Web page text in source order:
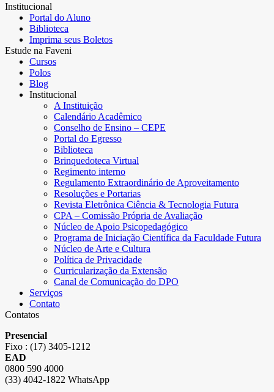
Institucional
Portal do Aluno
Biblioteca
Imprima seus Boletos
Estude na Faveni
Cursos
Polos
Blog
Institucional
A Instituição
Calendário Acadêmico
Conselho de Ensino – CEPE
Portal do Egresso
Biblioteca
Brinquedoteca Virtual
Regimento interno
Regulamento Extraordinário de Aproveitamento
Resoluções e Portarias
Revista Eletrônica Ciência & Tecnologia Futura
CPA – Comissão Própria de Avaliação
Núcleo de Apoio Psicopedagógico
Programa de Iniciação Científica da Faculdade Futura
Núcleo de Arte e Cultura
Política de Privacidade
Curricularização da Extensão
Canal de Comunicação do DPO
Serviços
Contato
Contatos
Presencial
Fixo : (17) 3405-1212
EAD
0800 590 4000
(33) 4042-1822 WhatsApp